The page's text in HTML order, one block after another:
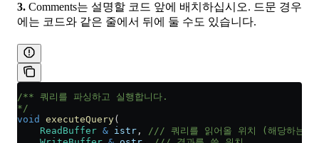
3. Comments는 설명할 코드 앞에 배치하십시오. 드문 경우
에는 코드와 같은 줄에서 뒤에 둘 수도 있습니다.
/** 쿼리를 파싱하고 실행합니다.
*/
void
executeQuery(
    ReadBuffer
& istr ,
/// 쿼리를 읽어올 위치 (해당하는